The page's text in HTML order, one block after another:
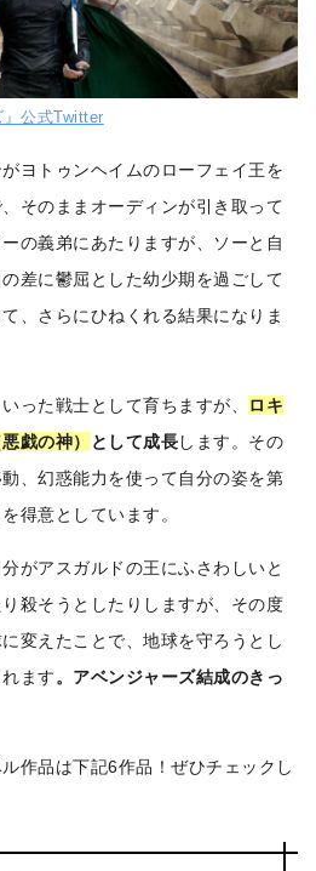
公式Twitter
ヨトゥンヘイムのローフェイ王を
そのままオーディンが引き取って
の義弟にあたりますが、ソーと自
差に鬱屈とした幼少期を過ごして
、さらにひねくれる結果になりま
った戦士として育ちますが
ロキ
戯の神）
として成長します。その
、幻惑能力を使って自分の姿を第
得意としています。
がアスガルドの王にふさわしいと
殺そうとしたりしますが、その度
変えたことで、地球を守ろうとし
ます。アベンジャーズ結成のきっ
作品は下記6作品！ぜひチェックし